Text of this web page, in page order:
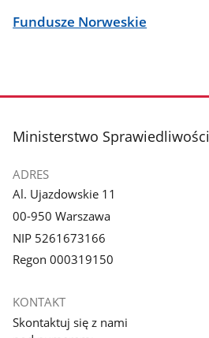
Fundusze Norweskie
stopka
Ministerstwo Sprawiedliwości
ADRES
Al. Ujazdowskie 11
00-950 Warszawa
NIP 5261673166
Regon 000319150
KONTAKT
Skontaktuj się z nami